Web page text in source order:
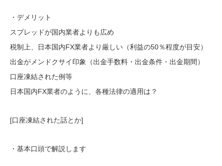
・デメリット
スプレッドが国内業者よりも広め
税制上、日本国内FX業者より厳しい（利益の50％程度が目安）
出金がメンドクサイ印象（出金手数料・出金条件・出金期間）
口座凍結された例等
日本国内FX業者のように、各種法律の適用は？
[口座凍結された話とか]
・基本口頭で解説します